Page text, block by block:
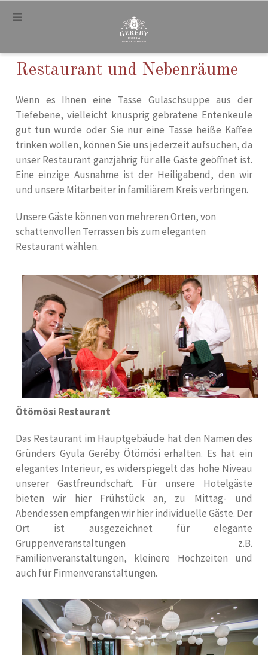
.
Restaurant und Nebenräume
Wenn es Ihnen eine Tasse Gulaschsuppe aus der
Tiefebene, vielleicht knusprig gebratene Entenkeule
gut tun würde oder Sie nur eine Tasse heiße Kaffee
trinken wollen, können Sie uns jederzeit aufsuchen, da
unser Restaurant ganzjährig für alle Gäste geöffnet ist.
Eine einzige Ausnahme ist der Heiligabend, den wir
und unsere Mitarbeiter in familiärem Kreis verbringen.
Unsere Gäste können von mehreren Orten, von
schattenvollen Terrassen bis zum eleganten
Restaurant wählen.
Ötömösi Restaurant
Das Restaurant im Hauptgebäude hat den Namen des
Gründers Gyula Geréby Ötömösi erhalten. Es hat ein
elegantes Interieur, es widerspiegelt das hohe Niveau
unserer Gastfreundschaft. Für unsere Hotelgäste
bieten wir hier Frühstück an, zu Mittag- und
Abendessen empfangen wir hier individuelle Gäste. Der
Ort ist ausgezeichnet für elegante
Gruppenveranstaltungen z.B.
Familienveranstaltungen, kleinere Hochzeiten und
auch für Firmenveranstaltungen.